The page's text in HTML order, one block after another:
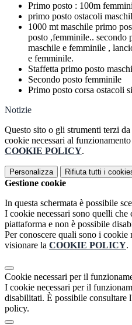
Primo posto : 100m
primo posto ostacoli
1000 mt maschile primo
posto ,femminile.. secondo
maschile e femminile ,
e femminile.
Staffetta primo posto
Secondo posto femminile
Primo posto corsa ostacoli
Notizie
Questo sito o gli strumenti terzi
cookie necessari al
COOKIE POLICY.
Personalizza Rifiuta tutti i
Gestione cookie
In questa schermata è possibile
I cookie necessari sono quelli
piattaforma e non è possibile
Per conoscere quali sono i cookie
visionare la COOKIE POLICY.
Cookie necessari per il
I cookie necessari per il
disabilitati. È possibile consultare
policy.